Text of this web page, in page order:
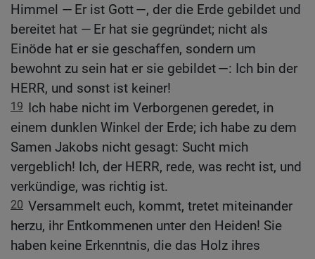
Himmel — Er ist Gott —, der die Erde gebildet und
bereitet hat — Er hat sie gegründet; nicht als
Einöde hat er sie geschaffen, sondern um
bewohnt zu sein hat er sie gebildet —: Ich bin der
HERR, und sonst ist keiner!
19 Ich habe nicht im Verborgenen geredet, in
einem dunklen Winkel der Erde; ich habe zu dem
Samen Jakobs nicht gesagt: Sucht mich
vergeblich! Ich, der HERR, rede, was recht ist, und
verkündige, was richtig ist.
20 Versammelt euch, kommt, tretet miteinander
herzu, ihr Entkommenen unter den Heiden! Sie
haben keine Erkenntnis, die das Holz ihres